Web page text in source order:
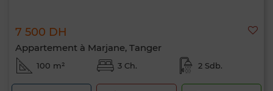
7 500 DH
Appartement à Marjane, Tanger
100 m² 3 Ch. 2 Sdb.